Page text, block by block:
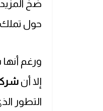
ضخ
حول تملك
إلا أن
التطور